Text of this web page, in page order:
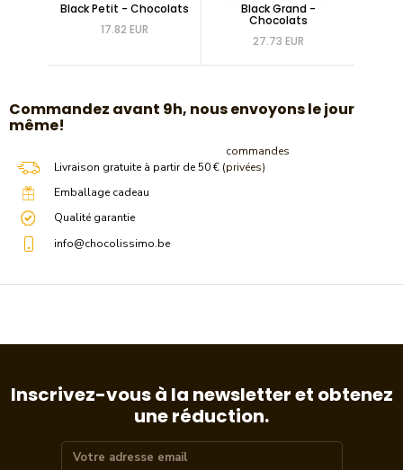
Black Petit - Chocolats
17.82 EUR
Black Grand -
Chocolats
27.73 EUR
​Commandez avant 9h, nous envoyons le jour
même!
Livraison gratuite à partir de 50 € (
commandes
privées)
Emballage cadeau
Qualité garantie
info@chocolissimo.be
Inscrivez-vous à la newsletter et obtenez
une réduction.